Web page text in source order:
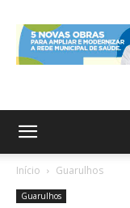
Início Guarulhos
Guarulhos